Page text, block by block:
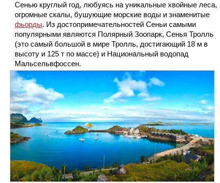
Сенью круглый год, любуясь на уникальные хвойные леса,
огромные скалы, бушующие морские воды и знаменитые
фьорды. Из достопримечательностей Сеньи самыми
популярными являются Полярный Зоопарк, Сенья Тролль
(это самый большой в мире Тролль, достигающий 18 м в
высоту и 125 т по массе) и Национальный водопад
Мальсельвфоссен.